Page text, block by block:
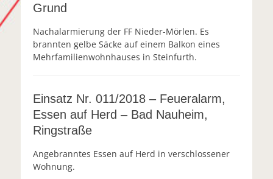
Grund
Nachalarmierung der FF Nieder-Mörlen. Es
brannten gelbe Säcke auf einem Balkon eines
Mehrfamilienwohnhauses in Steinfurth.
Einsatz Nr. 011/2018 – Feueralarm,
Essen auf Herd – Bad Nauheim,
Ringstraße
Angebranntes Essen auf Herd in verschlossener
Wohnung.